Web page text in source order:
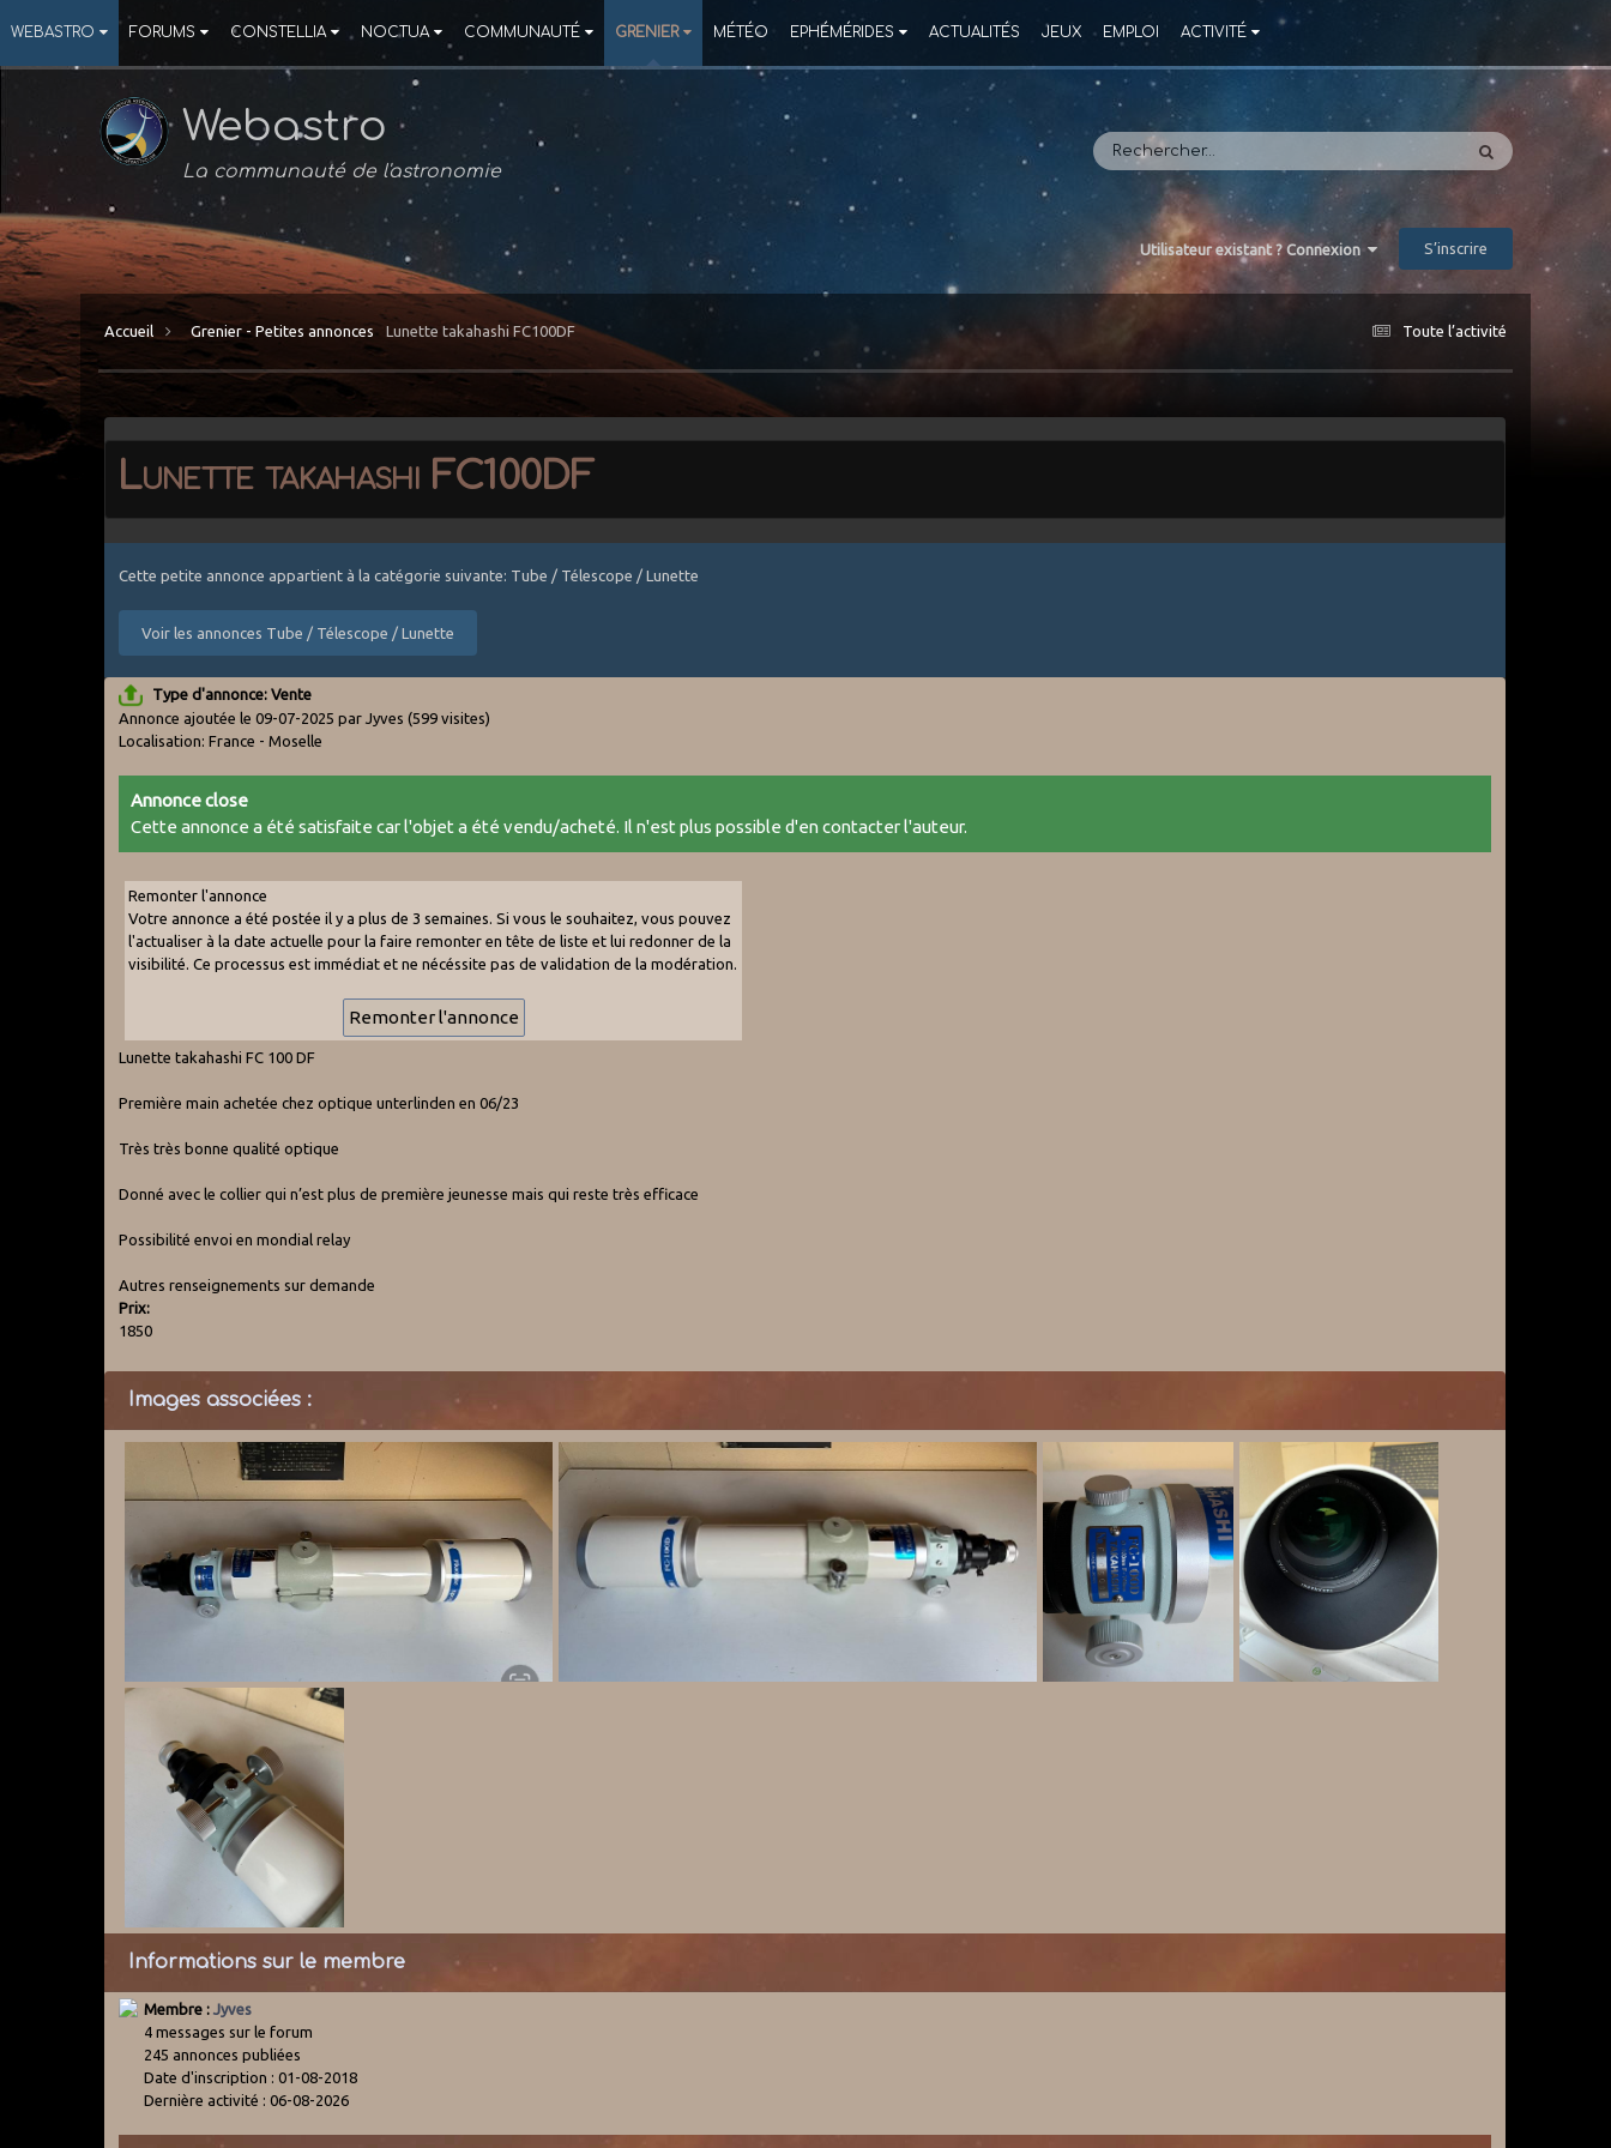
WEBASTRO FORUMS CONSTELLIA NOCTUA COMMUNAUTÉ GRENIER MÉTÉO EPHÉMÉRIDES ACTUALITÉS JEUX EMPLOI ACTIVITÉ
Webastro
La communauté de l'astronomie
Utilisateur existant ? Connexion S’inscrire
Toute l’activité
Accueil Grenier - Petites annonces Lunette takahashi FC100DF
Lunette takahashi FC100DF
Cette petite annonce appartient à la catégorie suivante: Tube / Télescope / Lunette
Voir les annonces Tube / Télescope / Lunette
Type d'annonce: Vente
Annonce ajoutée le 09-07-2025 par Jyves(599 visites)
Localisation: France - Moselle
Annonce close
Cette annonce a été satisfaite car l'objet a été vendu/acheté. Il n'est plus possible d'en contacter l'auteur.
Remonter l'annonce
Votre annonce a été postée il y a plus de 3 semaines. Si vous le souhaitez, vous pouvez
l'actualiser à la date actuelle pour la faire remonter en tête de liste et lui redonner de la
visibilité. Ce processus est immédiat et ne nécéssite pas de validation de la modération.
Lunette takahashi FC 100 DF
Première main achetée chez optique unterlinden en 06/23
Très très bonne qualité optique
Donné avec le collier qui n’est plus de première jeunesse mais qui reste très efficace
Possibilité envoi en mondial relay
Autres renseignements sur demande
Prix:
1850
Images associées :
Informations sur le membre
Membre :Jyves
4 messages sur le forum
245 annonces publiées
Date d'inscription : 01-08-2018
Dernière activité : 06-08-2026